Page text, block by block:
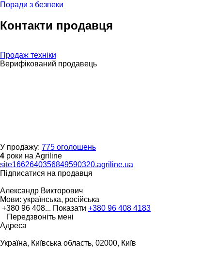
Поради з безпеки
Контакти продавця
Продаж техніки
Верифікований продавець
У продажу: 775 оголошень
4 роки на Agriline
site1662640356849590320.agriline.ua
Підписатися на продавця
Александр Викторович
Мови: українська, російська
+380 96 408... Показати +380 96 408 4183
Передзвоніть мені
Адреса
Україна, Київська область, 02000, Київ